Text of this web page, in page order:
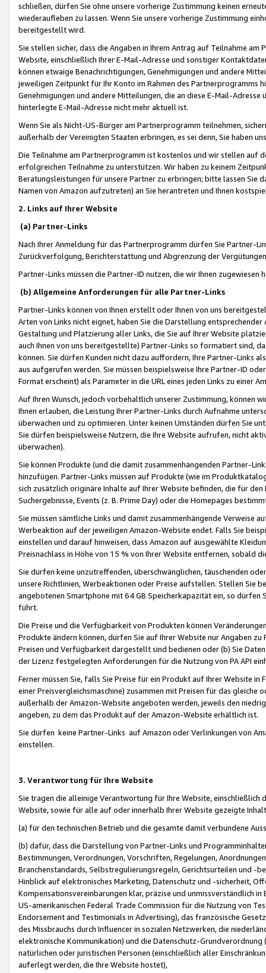
schließen, dürfen Sie ohne unsere vorherige Zustimmung keinen
wiederaufleben zu lassen. Wenn Sie unsere vorherige Zustimmung
bereitgestellt wird.
Sie stellen sicher, dass die Angaben in Ihrem Antrag auf Teilnahme
Website, einschließlich Ihrer E-Mail-Adresse und sonstiger
können etwaige Benachrichtigungen, Genehmigungen und andere
jeweiligen Zeitpunkt für Ihr Konto im Rahmen des Partnerprogramms
Genehmigungen und andere Mitteilungen, die an diese E-Mail-
hinterlegte E-Mail-Adresse nicht mehr aktuell ist.
Wenn Sie als Nicht-US-Bürger am Partnerprogramm teilnehmen,
außerhalb der Vereinigten Staaten erbringen, es sei denn, Sie haben
Die Teilnahme am Partnerprogramm ist kostenlos und wir stellen auf
erfolgreichen Teilnahme zu unterstützen. Wir haben zu keinem
Beratungsleistungen für unsere Partner zu erbringen; bitte lassen Sie
Namen von Amazon aufzutreten) an Sie herantreten und Ihnen
2. Links auf Ihrer Website
(a) Partner-Links
Nach Ihrer Anmeldung für das Partnerprogramm dürfen Sie Partner-
Zurückverfolgung, Berichterstattung und Abgrenzung der
Partner-Links müssen die Partner-ID nutzen, die wir Ihnen zugewiesen
(b) Allgemeine Anforderungen für alle Partner-Links
Partner-Links können von Ihnen erstellt oder Ihnen von uns
Arten von Links nicht eignet, haben Sie die Darstellung
Gestaltung und Platzierung aller Links, die Sie auf Ihrer Website
auch Ihnen von uns bereitgestellte) Partner-Links so formatiert sind,
können. Sie dürfen Kunden nicht dazu auffordern, Ihre Partner-Links
aus aufgerufen werden. Sie müssen beispielsweise Ihre Partner-ID
Format erscheint) als Parameter in die URL eines jeden Links zu einer
Auf Ihren Wunsch, jedoch vorbehaltlich unserer Zustimmung, können
Ihnen erlauben, die Leistung Ihrer Partner-Links durch Aufnahme
überwachen und zu optimieren. Unter keinen Umständen dürfen Sie
Sie dürfen beispielsweise Nutzern, die Ihre Website aufrufen, nicht
überwachen).
Sie können Produkte (und die damit zusammenhängenden Partner-
hinzufügen. Partner-Links müssen auf Produkte (wie im
sich zusätzlich originäre Inhalte auf Ihrer Website befinden, die für
Suchergebnisse, Events (z. B. Prime Day) oder die Homepages
Sie müssen sämtliche Links und damit zusammenhängende
Werbeaktion auf der jeweiligen Amazon-Website endet. Falls Sie
einstellen und darauf hinweisen, dass Amazon auf ausgewählte
Preisnachlass in Höhe von 15 % von Ihrer Website entfernen, sobald
Sie dürfen keine unzutreffenden, überschwänglichen, täuschenden
unsere Richtlinien, Werbeaktionen oder Preise aufstellen. Stellen Sie
angebotenen Smartphone mit 64 GB Speicherkapazität ein, so dürfen
führt.
Die Preise und die Verfügbarkeit von Produkten können
Produkte ändern können, dürfen Sie auf Ihrer Website nur Angaben
Preisen und Verfügbarkeit dargestellt sind bedienen oder (b) Sie
der Lizenz festgelegten Anforderungen für die Nutzung von PA API
Ferner müssen Sie, falls Sie Preise für ein Produkt auf Ihrer Website
einer Preisvergleichsmaschine) zusammen mit Preisen für das
außerhalb der Amazon-Website angeboten werden, jeweils den
angeben, zu dem das Produkt auf der Amazon-Website erhältlich ist.
Sie dürfen keine Partner-Links auf Amazon oder Verlinkungen von
einstellen.
3. Verantwortung für Ihre Website
Sie tragen die alleinige Verantwortung für Ihre Website,
Website, sowie für alle auf oder innerhalb Ihrer Website gezeigte
(a) für den technischen Betrieb und die gesamte damit verbundene
(b) dafür, dass die Darstellung von Partner-Links und
Bestimmungen, Verordnungen, Vorschriften, Regelungen,
Branchenstandards, Selbstregulierungsregeln, Gerichtsurteilen und -
Hinblick auf elektronisches Marketing, Datenschutz und -sicherheit,
Kompensationsvereinbarungen klar, präzise und unmissverständlich
US-amerikanischen Federal Trade Commission für die Nutzung von
Endorsement and Testimonials in Advertising), das französische
des Missbrauchs durch Influencer in sozialen Netzwerken, die
elektronische Kommunikation) und die Datenschutz-
natürlichen oder juristischen Personen (einschließlich aller
auferlegt werden, die Ihre Website hostet),